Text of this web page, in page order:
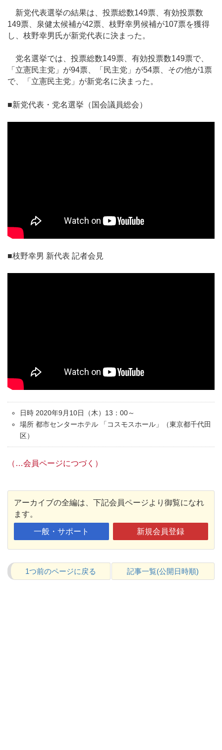
新党代表選挙の結果は、投票総数149票、有効投票数
149票、泉健太候補が42票、枝野幸男候補が107票を獲得
し、枝野幸男氏が新党代表に決まった。
党名選挙では、投票総数149票、有効投票数149票で、
「立憲民主党」が94票、「民主党」が54票、その他が1票
で、「立憲民主党」が新党名に決まった。
■新党代表・党名選挙（国会議員総会）
■枝野幸男 新代表 記者会見
日時 2020年9月10日（木）13：00～
場所 都市センターホテル 「コスモスホール」（東京都千代田
区）
（…会員ページにつづく）
アーカイブの全編は、下記会員ページより御覧になれ
ます。
一般・サポート 新規会員登録
1つ前のページに戻る 記事一覧(公開日時順)